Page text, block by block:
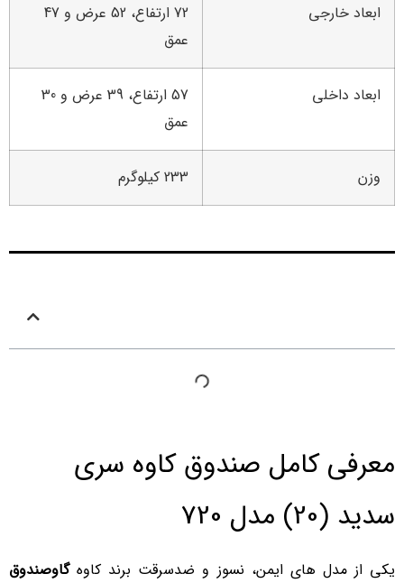
ابعاد خارجی
72 ارتفاع، 52 عرض و 47
عمق
ابعاد داخلی
57 ارتفاع، 39 عرض و 30
عمق
وزن 233 کیلوگرم
معرفی کامل صندوق کاوه سری
سدید (20) مدل 720
یکی از مدل های ایمن، نسوز و ضدسرقت برند کاوهگاوصندوق